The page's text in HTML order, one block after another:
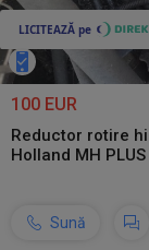
100 EUR
Reductor rotire
Holland MH PLUS
Sună